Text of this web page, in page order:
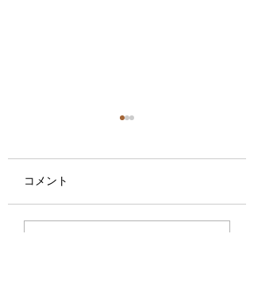
花栄会大盛況！
コメント